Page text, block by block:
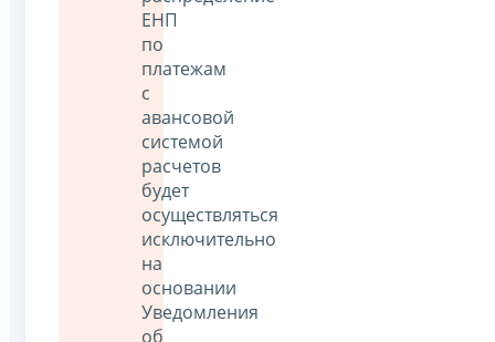
ЕНП
по
платежам
с
авансовой
системой
расчетов
будет
осуществляться
исключительно
на
основании
Уведомления
об